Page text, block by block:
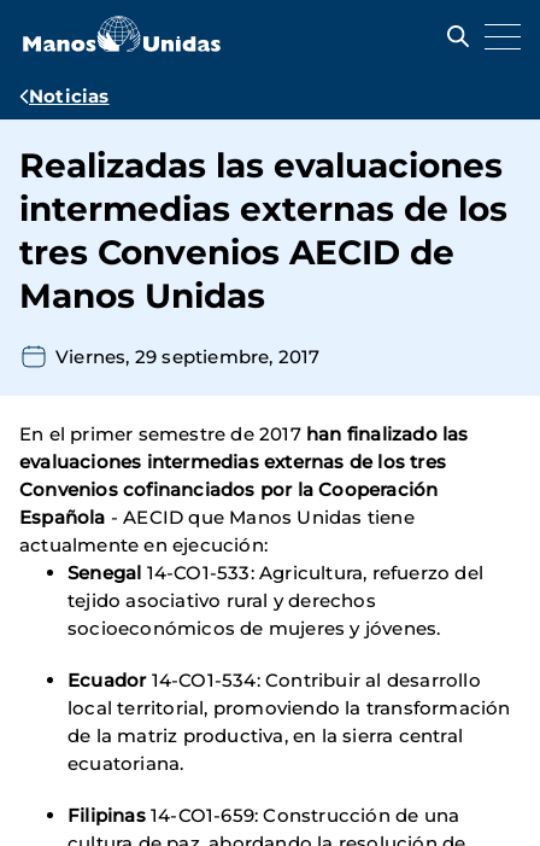
contenido
Ruta
navegación
Noticias
Realizadas las evaluaciones
intermedias externas de los
tres Convenios AECID de
Manos Unidas
Viernes, 29 septiembre, 2017
En el primer semestre de 2017 han finalizado las
evaluaciones intermedias externas de los tres
Convenios cofinanciados por la Cooperación
Española - AECID que Manos Unidas tiene
actualmente en ejecución:
Senegal 14-CO1-533: Agricultura, refuerzo del
tejido asociativo rural y derechos
socioeconómicos de mujeres y jóvenes.
Ecuador14-CO1-534: Contribuir al desarrollo
local territorial, promoviendo la transformación
de la matriz productiva, en la sierra central
ecuatoriana.
Filipinas14-CO1-659: Construcción de una